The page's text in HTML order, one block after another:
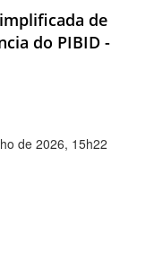
de
do PIBID -
de 2026, 15h22